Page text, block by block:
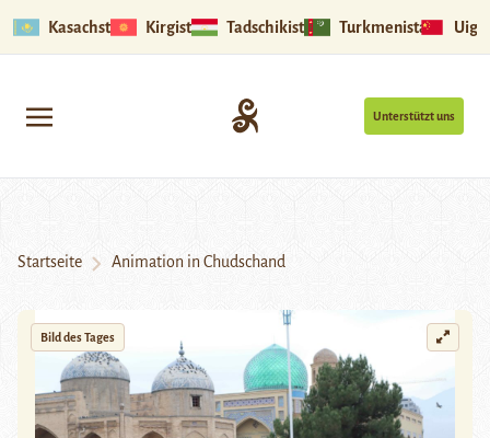
Kasachstan Kirgistan Tadschikistan Turkmenistan
Unterstützt uns
Startseite Animation in Chudschand
Bild des Tages